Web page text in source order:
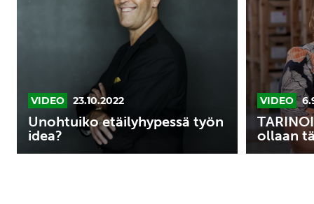
VIDEO 23.10.2022
Unohtuiko etäilyhypessä työn
idea?
tässä
number
VIDEO
ollaan